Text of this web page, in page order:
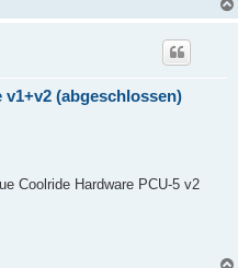
(abgeschlossen)
Coolride Hardware PCU-5 v2